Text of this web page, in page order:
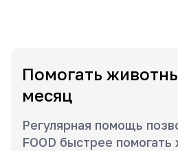
Помогать
месяц
Регулярная помощь
FOOD быстрее